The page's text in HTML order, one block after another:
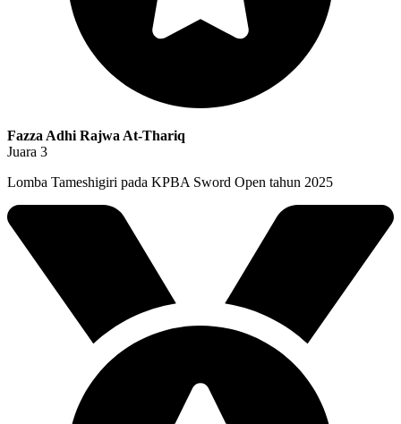
Fazza Adhi Rajwa At-Thariq
Juara 3
Lomba Tameshigiri pada KPBA Sword Open tahun 2025